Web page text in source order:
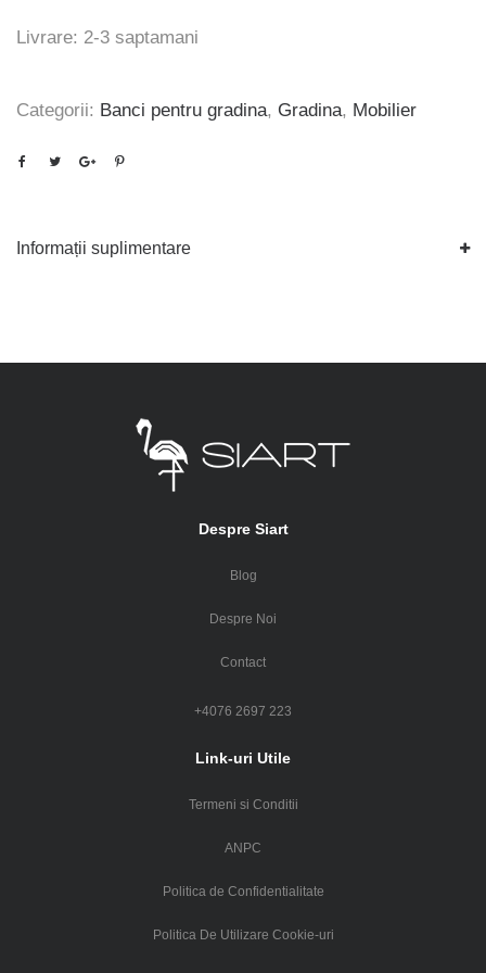
Livrare: 2-3 saptamani
Categorii: Banci pentru gradina, Gradina, Mobilier
Informații suplimentare
Despre Siart
Blog
Despre Noi
Contact
+4076 2697 223
Link-uri Utile
Termeni si Conditii
ANPC
Politica de Confidentialitate
Politica De Utilizare Cookie-uri